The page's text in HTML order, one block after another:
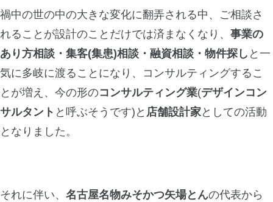
禍中の世の中の大きな変化に翻弄される中、ご相談さ
れることが設計のことだけでは済まなくなり、 事業の
あり方相談・集客(集患)相談・融資相談・物件探し と一
気に多岐に渡ることになり、コンサルティングするこ
とが増え、今の形のコンサルティング業(デザインコン
サルタント と呼ぶそうです)と 店舗設計家としての活動
となりました。
それに伴い、 名古屋名物みそかつ矢場とんの代表から